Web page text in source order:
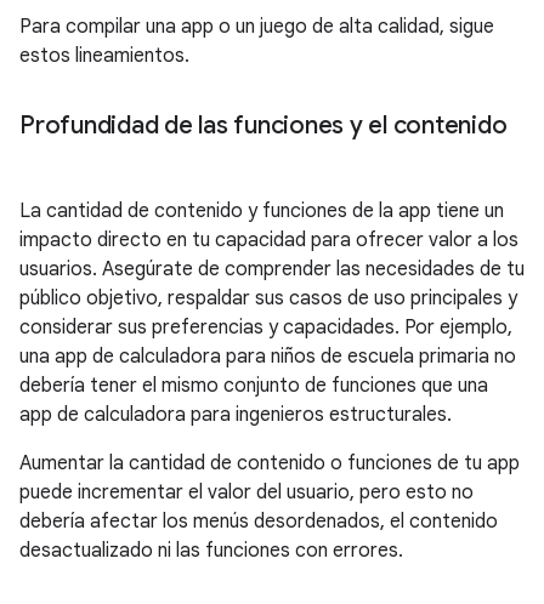
Para compilar una app o un juego de alta calidad, sigue
estos lineamientos.
Profundidad de las funciones y el contenido
La cantidad de contenido y funciones de la app tiene un
impacto directo en tu capacidad para ofrecer valor a los
usuarios. Asegúrate de comprender las necesidades de tu
público objetivo, respaldar sus casos de uso principales y
considerar sus preferencias y capacidades. Por ejemplo,
una app de calculadora para niños de escuela primaria no
debería tener el mismo conjunto de funciones que una
app de calculadora para ingenieros estructurales.
Aumentar la cantidad de contenido o funciones de tu app
puede incrementar el valor del usuario, pero esto no
debería afectar los menús desordenados, el contenido
desactualizado ni las funciones con errores.